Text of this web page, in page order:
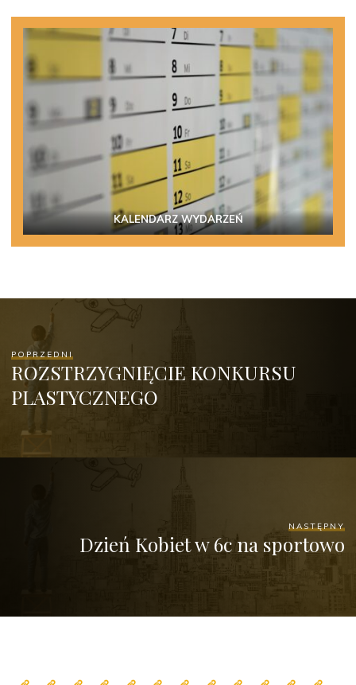
KALENDARZ WYDARZEŃ
POPRZEDNI
ROZSTRZYGNIĘCIE KONKURSU
PLASTYCZNEGO
NASTĘPNY
Dzień Kobiet w 6c na sportowo